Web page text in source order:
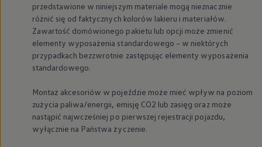
przedstawione w niniejszym materiale mogą nieznacznie
różnić się od faktycznych kolorów lakieru i materiałów.
Zawartość domówionego pakietu lub opcji może zmienić
elementy wyposażenia standardowego – w niektórych
przypadkach bezzwrotnie zastępując elementy wyposażenia
standardowego.
Montaż akcesoriów w pojeździe może mieć wpływ na poziom
zużycia paliwa/energii, emisję CO2 lub zasięg oraz może
nastąpić najwcześniej po pierwszej rejestracji pojazdu,
wyłącznie na Państwa życzenie.